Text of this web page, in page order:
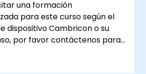
una formación
para este curso según el
dispositivo Cambricon o su
por favor contáctenos para